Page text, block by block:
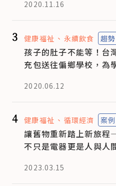
2020.11.16
3 健康福祉 永續飲食 趨勢
孩子的肚子不能等！台
充包送往偏鄉學校，為
2020.06.12
4 健康福祉 循環經濟 案例
讓舊物重新踏上新旅
不只是電器更是人與人
2023.03.15